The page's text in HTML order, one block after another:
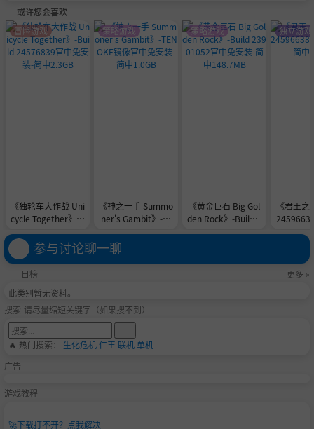
或许您会喜欢
《独轮车大作战 Uni
cycle Together》-B
免安装-简中2.3GB
冒险游戏
《神之一手 Summo
ner's Gambit》-TE
装-简中1.0GB
策略游戏
《黄金巨石 Big Gol
den Rock》-Build 2
策略游戏
《君王
独立游戏
参与讨论聊一聊
日榜
更多 »
此类别暂无资料。
搜索-请尽量缩短关键字（如果搜不到）
🔥 热门搜索： 生化危机仁王 联机单机
广告
游戏教程
🚀下载打不开？点我解决